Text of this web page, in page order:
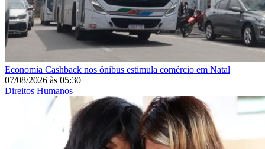
Economia Cashback nos ônibus estimula comércio em Natal
07/08/2026 às 05:30
Direitos Humanos